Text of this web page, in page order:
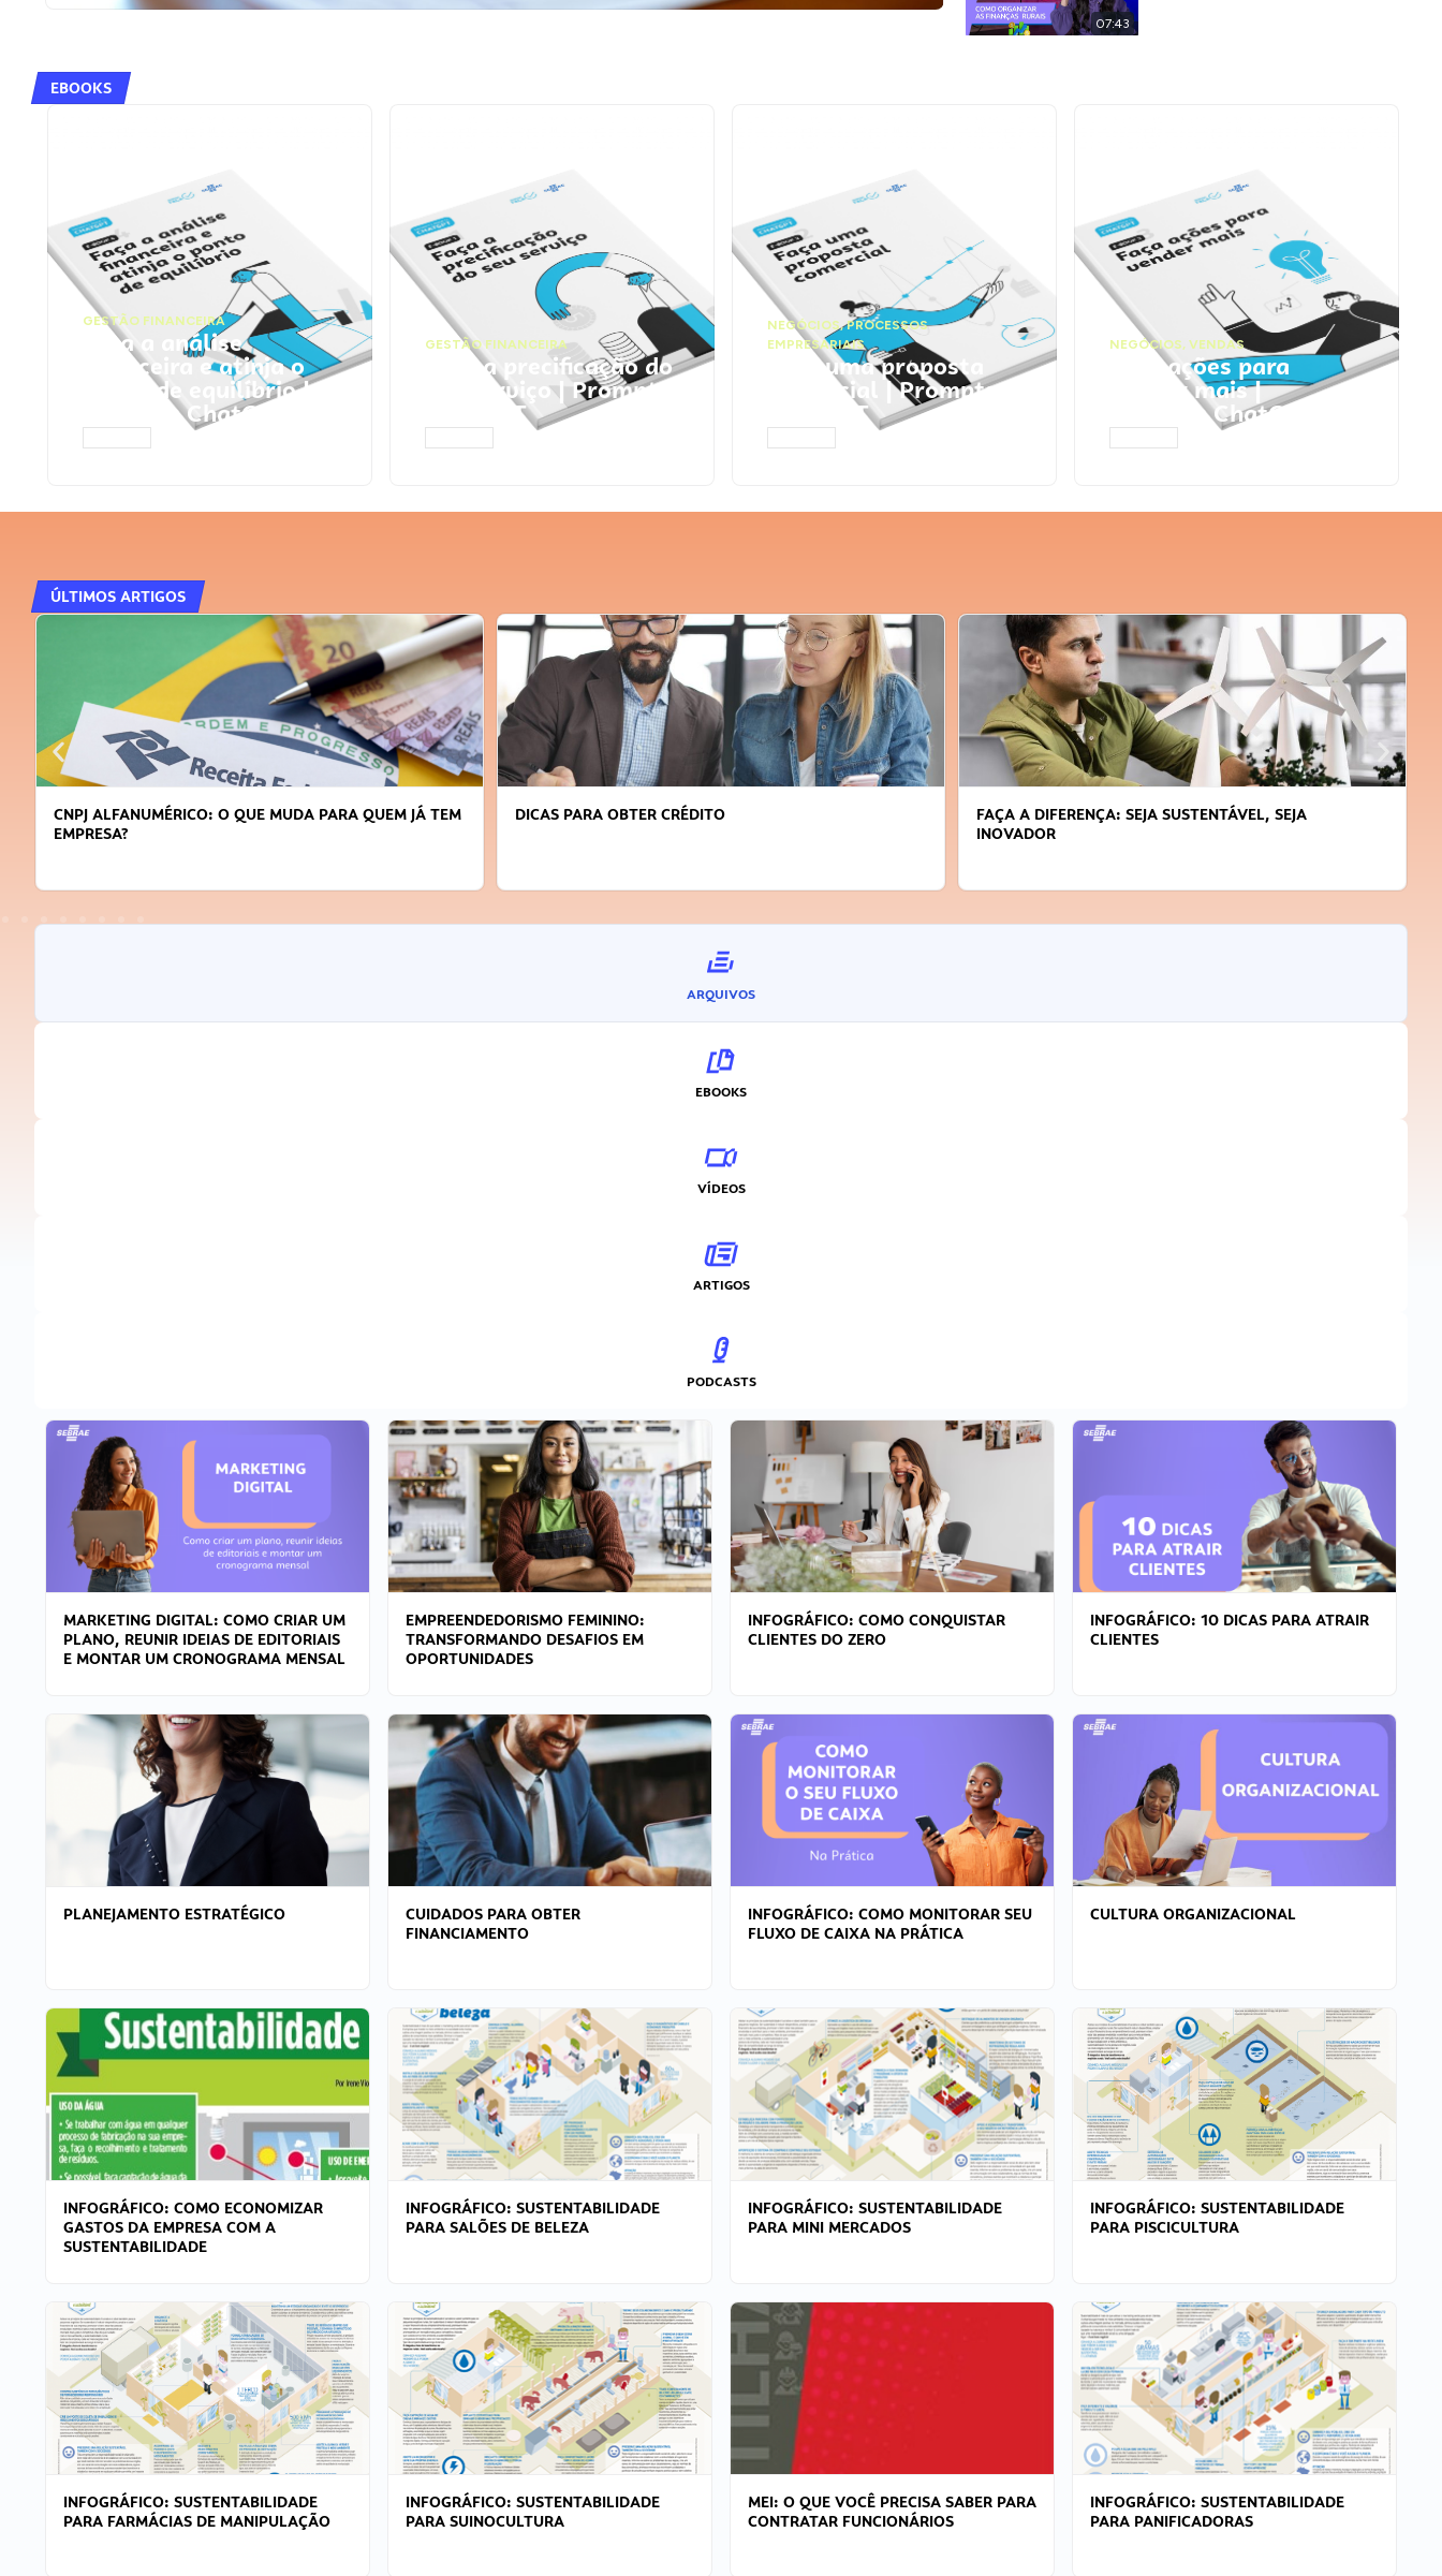
07:43
EBOOKS
GESTÃO FINANCEIRA
Faça a análise
financeira e atinja o
ponto de equilíbrio |
Prompts ChatGPT
GESTÃO FINANCEIRA
Faça a precificação do
seu serviço | Prompts
ChatGPT
NEGÓCIOS,PROCESSOS
EMPRESARIAIS
Faça uma proposta
comercial | Prompts
ChatGPT
NEGÓCIOS, VENDAS
Faça ações para
vender mais |
Prompts ChatGPT
ÚLTIMOS ARTIGOS
DICAS PARA OBTER CRÉDITO
FAÇA A DIFERENÇA: SEJA SUSTENTÁVEL, SEJA
APRENDA A GERENCIAR O SEU TEMPO
ARQUIVOS
EBOOKS
VÍDEOS
ARTIGOS
PODCASTS
MARKETING DIGITAL: COMO CRIAR UM
PLANO, REUNIR IDEIAS DE EDITORIAIS
E MONTAR UM CRONOGRAMA MENSAL
EMPREENDEDORISMO FEMININO:
TRANSFORMANDO DESAFIOS EM
OPORTUNIDADES
INFOGRÁFICO: COMO CONQUISTAR
CLIENTES DO ZERO
INFOGRÁFICO: 10 DICAS PARA ATRAIR
CLIENTES
PLANEJAMENTO ESTRATÉGICO
CUIDADOS PARA OBTER
FINANCIAMENTO
INFOGRÁFICO: COMO MONITORAR SEU
FLUXO DE CAIXA NA PRÁTICA
CULTURA ORGANIZACIONAL
INFOGRÁFICO: COMO ECONOMIZAR
GASTOS DA EMPRESA COM A
SUSTENTABILIDADE
INFOGRÁFICO: SUSTENTABILIDADE
PARA SALÕES DE BELEZA
INFOGRÁFICO: SUSTENTABILIDADE
PARA MINI MERCADOS
INFOGRÁFICO: SUSTENTABILIDADE
PARA PISCICULTURA
INFOGRÁFICO: SUSTENTABILIDADE
PARA FARMÁCIAS DE MANIPULAÇÃO
INFOGRÁFICO: SUSTENTABILIDADE
PARA SUINOCULTURA
MEI: O QUE VOCÊ PRECISA SABER PARA
CONTRATAR FUNCIONÁRIOS
INFOGRÁFICO: SUSTENTABILIDADE
PARA PANIFICADORAS